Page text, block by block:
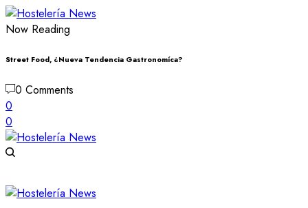
Now Reading
Street Food, ¿Nueva Tendencia Gastronomíca?
0 Comments
0
0